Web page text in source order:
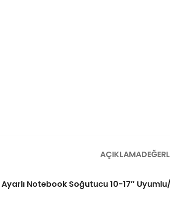
AÇIKLAMA
Notebook Soğutucu 10-17″